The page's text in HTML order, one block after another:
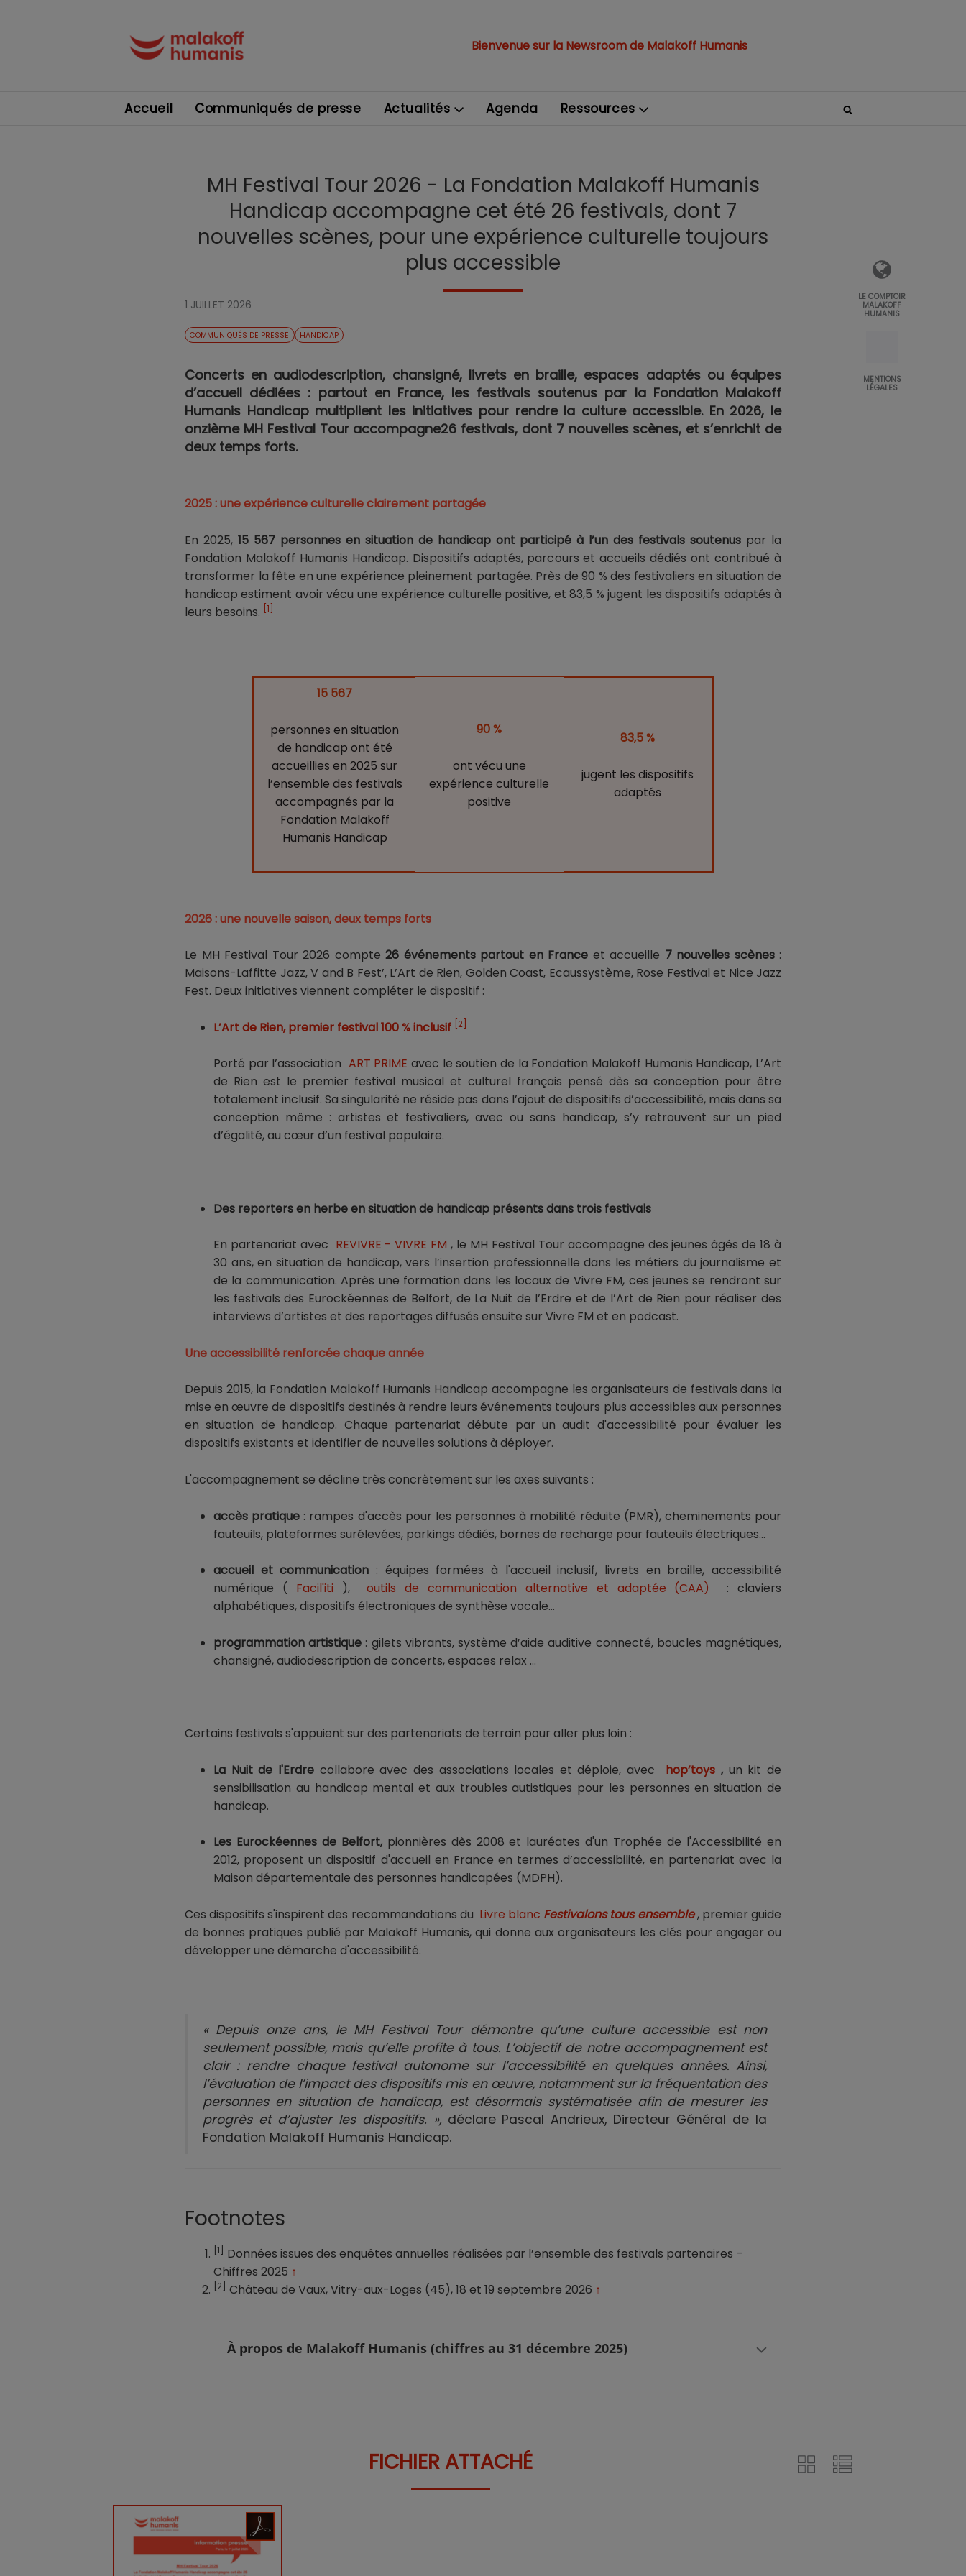
Bienvenue sur la Newsroom de Malakoff Humanis
Accueil Communiqués de presse Actualités Agenda Ressources
MH Festival Tour 2026 - La Fondation Malakoff Humanis
Handicap accompagne cet été 26 festivals, dont 7
nouvelles scènes, pour une expérience culturelle toujours
plus accessible
1 JUILLET 2026
COMMUNIQUÉS DE PRESSE HANDICAP
Concerts en audiodescription, chansigné, livrets en braille, espaces adaptés ou équipes
d’accueil dédiées : partout en France, les festivals soutenus par la Fondation Malakoff
Humanis Handicap multiplient les initiatives pour rendre la culture accessible. En 2026, le
onzième MH Festival Tour accompagne26 festivals, dont 7 nouvelles scènes, et s’enrichit de
deux temps forts.
LE COMPTOIR
MALAKOFF
HUMANIS
MENTIONS
LÉGALES
2025 : une expérience culturelle clairement partagée
En 2025, 15 567 personnes en situation de handicap ont participé à l’un des festivals soutenus par la
Fondation Malakoff Humanis Handicap. Dispositifs adaptés, parcours et accueils dédiés ont contribué à
transformer la fête en une expérience pleinement partagée. Près de 90 % des festivaliers en situation de
handicap estiment avoir vécu une expérience culturelle positive, et 83,5 % jugent les dispositifs adaptés à
leurs besoins. [1]
15 567
personnes en situation
de handicap ont été
accueillies en 2025 sur
l’ensemble des festivals
accompagnés par la
Fondation Malakoff
Humanis Handicap
90 %
ont vécu une
expérience culturelle
positive
83,5 %
jugent les dispositifs
adaptés
2026 : une nouvelle saison, deux temps forts
Le MH Festival Tour 2026 compte 26 événements partout en France et accueille 7 nouvelles scènes :
Maisons-Laffitte Jazz, V and B Fest’, L’Art de Rien, Golden Coast, Ecaussystème, Rose Festival et Nice Jazz
Fest. Deux initiatives viennent compléter le dispositif :
L’Art de Rien, premier festival 100 % inclusif [2]
Porté par l’association ART PRIME avec le soutien de la Fondation Malakoff Humanis Handicap, L’Art
de Rien est le premier festival musical et culturel français pensé dès sa conception pour être
totalement inclusif. Sa singularité ne réside pas dans l’ajout de dispositifs d’accessibilité, mais dans sa
conception même : artistes et festivaliers, avec ou sans handicap, s’y retrouvent sur un pied
d’égalité, au cœur d’un festival populaire.
Des reporters en herbe en situation de handicap présents dans trois festivals
En partenariat avec REVIVRE - VIVRE FM , le MH Festival Tour accompagne des jeunes âgés de 18 à
30 ans, en situation de handicap, vers l’insertion professionnelle dans les métiers du journalisme et
de la communication. Après une formation dans les locaux de Vivre FM, ces jeunes se rendront sur
les festivals des Eurockéennes de Belfort, de La Nuit de l’Erdre et de l’Art de Rien pour réaliser des
interviews d’artistes et des reportages diffusés ensuite sur Vivre FM et en podcast.
Une accessibilité renforcée chaque année
Depuis 2015, la Fondation Malakoff Humanis Handicap accompagne les organisateurs de festivals dans la
mise en œuvre de dispositifs destinés à rendre leurs événements toujours plus accessibles aux personnes
en situation de handicap. Chaque partenariat débute par un audit d'accessibilité pour évaluer les
dispositifs existants et identifier de nouvelles solutions à déployer.
L'accompagnement se décline très concrètement sur les axes suivants :
accès pratique : rampes d'accès pour les personnes à mobilité réduite (PMR), cheminements pour
fauteuils, plateformes surélevées, parkings dédiés, bornes de recharge pour fauteuils électriques…
accueil et communication : équipes formées à l'accueil inclusif, livrets en braille, accessibilité
numérique (
Facil'iti ), outils de communication alternative et adaptée (CAA)
: claviers
alphabétiques, dispositifs électroniques de synthèse vocale…
programmation artistique : gilets vibrants, système d’aide auditive connecté, boucles magnétiques,
chansigné, audiodescription de concerts, espaces relax …
Certains festivals s'appuient sur des partenariats de terrain pour aller plus loin :
La Nuit de l'Erdrecollabore avec des associations locales et déploie, avec hop’toys ,un kit de
sensibilisation au handicap mental et aux troubles autistiques pour les personnes en situation de
handicap.
Les Eurockéennes de Belfort,pionnières dès 2008 et lauréates d'un Trophée de l'Accessibilité en
2012, proposent un dispositif d'accueil en France en termes d’accessibilité, en partenariat avec la
Maison départementale des personnes handicapées (MDPH).
Ces dispositifs s'inspirent des recommandations du Livre blanc Festivalons tous ensemble, premier guide
de bonnes pratiques publié par Malakoff Humanis, qui donne aux organisateurs les clés pour engager ou
développer une démarche d'accessibilité.
« Depuis onze ans, le MH Festival Tour démontre qu’une culture accessible est non
seulement possible, mais qu’elle profite à tous. L’objectif de notre accompagnement est
clair : rendre chaque festival autonome sur l’accessibilité en quelques années. Ainsi,
l’évaluation de l’impact des dispositifs mis en œuvre, notamment sur la fréquentation des
personnes en situation de handicap, est désormais systématisée afin de mesurer les
progrès et d’ajuster les dispositifs. », déclare Pascal Andrieux, Directeur Général de la
Fondation Malakoff Humanis Handicap.
Footnotes
[1]
Données issues des enquêtes annuelles réalisées par l’ensemble des festivals partenaires –
Chiffres 2025 ↑
[2] Château de Vaux, Vitry-aux-Loges (45), 18 et 19 septembre 2026 ↑
À propos de Malakoff Humanis (chiffres au 31 décembre 2025)
FICHIER ATTACHÉ